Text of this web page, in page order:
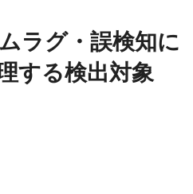
ラグ・誤検知に
する検出対象